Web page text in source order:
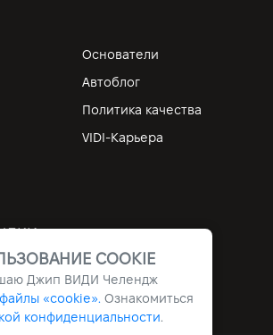
Основатели
Автоблог
Политика качества
VIDI-Карьера
Контакты
Архив
COOKIE
Джип ВИДИ Челендж
файлы «cookie». Ознакомиться
конфиденциальности.